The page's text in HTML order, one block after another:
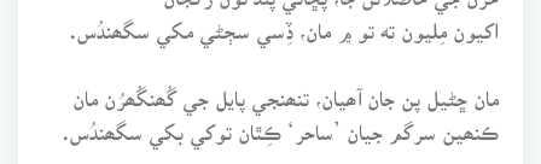
اکيون مِليون ته تو ۾ مان، ڏِسي سڄڻي مکي سگھندُس.
مان ڇڻيل پن جان آھيان، تنھنجي پايل جي گُھنگُھرُن مان
ڪنھين سرگم جيان ’ساحر‘ ڪِٿان توکي بکي سگھندُس.